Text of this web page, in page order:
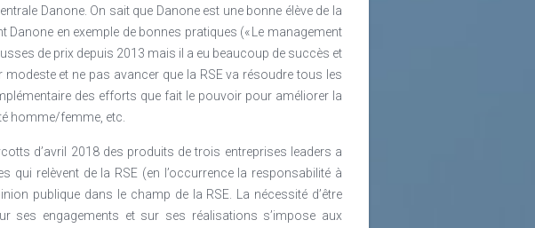
Danone. On sait que Danone est une bonne élève de la
Danone en exemple de bonnes pratiques (« Le management
de prix depuis 2013 mais il a eu beaucoup de succès et
et ne pas avancer que la RSE va résoudre tous les
des efforts que fait le pouvoir pour améliorer la
homme/femme, etc.
d’avril 2018 des produits de trois entreprises leaders a
relèvent de la RSE (en l’occurrence la responsabilité à
publique dans le champ de la RSE. La nécessité d’être
ses engagements et sur ses réalisations s’impose aux